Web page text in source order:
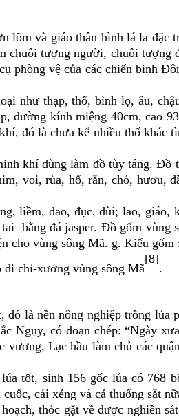
lõm và giáo thân hình lá la đặc
chuôi tượng người, chuôi tượng
phòng vệ của các chiến binh
như thạp, thố, bình lọ, âu,
đường kính miệng 40cm, cao
đó là chưa kể nhiều thố khác
khí dùng làm đồ tùy táng. Đồ
voi, rùa, hổ, rắn, chó, hươu,
liềm, dao, đục, dùi; lao, giáo,
bằng đá jasper. Đồ gốm vùng
cho vùng sông Mã. g. Kiểu
di chỉ-xưởng vùng sông Mã
[8]
.
đó là nềnnông nghiệp trồng lúa
Ngụy, có đoạn chép: “Ngày
vương, Lạc hầu làm chủ các
tốt, sinh 156 gốc lúa có 768
cái xẻng và cả thuổng sắt
thóc gặt về được nghiền sát